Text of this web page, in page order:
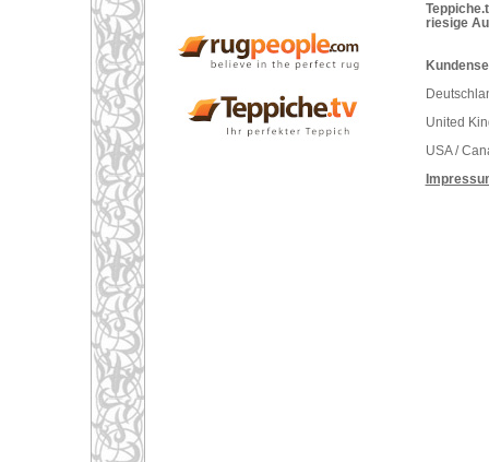
riesige
United
USA /